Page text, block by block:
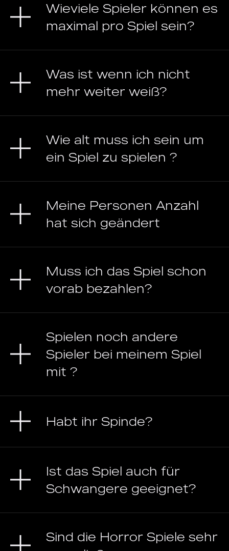
Wieviele Spieler können es
maximal pro Spiel sein?
Was ist wenn ich nicht
mehr weiter weiß?
Wie alt muss ich sein um
ein Spiel zu spielen ?
Meine Personen Anzahl
hat sich geändert
Muss ich das Spiel schon
vorab bezahlen?
Spielen noch andere
Spieler bei meinem Spiel
mit ?
Habt ihr Spinde?
Ist das Spiel auch für
Schwangere geeignet?
Sind die Horror Spiele sehr